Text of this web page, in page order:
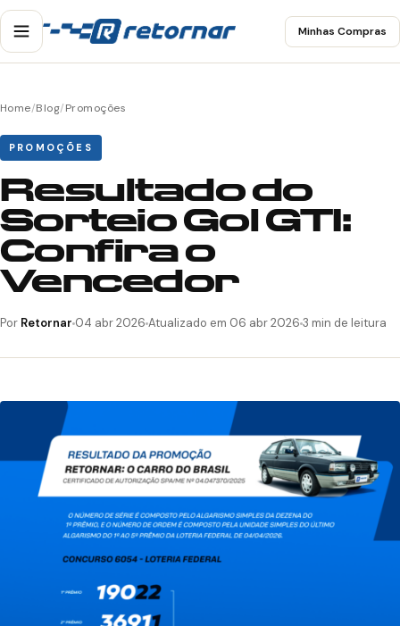
Minhas Compras
Home/Blog/Promoções
PROMOÇÕES
Resultado do
Sorteio Gol GTI:
Confira o
Vencedor
Por Retornar 04 abr 2026 Atualizado em 06 abr 2026 3 min de leitura